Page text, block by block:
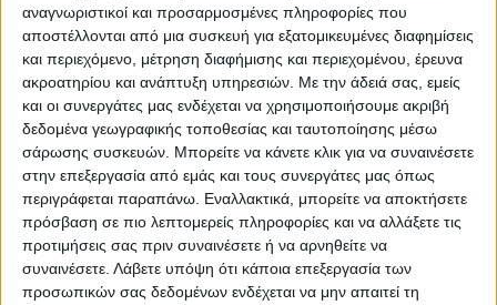
αναγνωριστικοί και προσαρμοσμένες πληροφορίες που
αποστέλλονται από μια συσκευή για εξατομικευμένες διαφημίσεις
και περιεχόμενο, μέτρηση διαφήμισης και περιεχομένου, έρευνα
ακροατηρίου και ανάπτυξη υπηρεσιών. Με την άδειά σας, εμείς
και οι συνεργάτες μας ενδέχεται να χρησιμοποιήσουμε ακριβή
δεδομένα γεωγραφικής τοποθεσίας και ταυτοποίησης μέσω
σάρωσης συσκευών. Μπορείτε να κάνετε κλικ για να συναινέσετε
στην επεξεργασία από εμάς και τους συνεργάτες μας όπως
περιγράφεται παραπάνω. Εναλλακτικά, μπορείτε να αποκτήσετε
πρόσβαση σε πιο λεπτομερείς πληροφορίες και να αλλάξετε τις
προτιμήσεις σας πριν συναινέσετε ή να αρνηθείτε να
συναινέσετε. Λάβετε υπόψη ότι κάποια επεξεργασία των
προσωπικών σας δεδομένων ενδέχεται να μην απαιτεί τη
Εγγυημένες & Ασφαλείς Συναλλαγές
Περιγραφή Πληροφορίες Ερωτήσεις
Φωτιστικό οροφής Salvi Megapap E27 μεταλλικό